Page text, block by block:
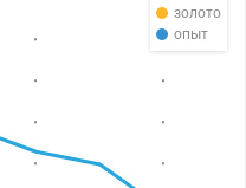
золото
опыт